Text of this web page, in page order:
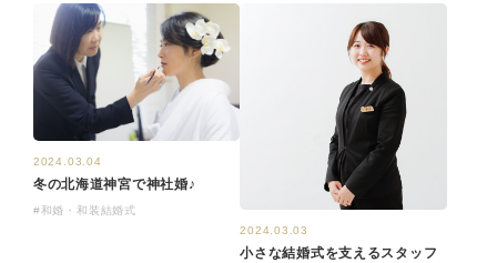
2024.03.04
冬の北海道神宮で神社婚♪
#和婚・和装結婚式
2024.03.03
小さな結婚式を支えるスタッフ